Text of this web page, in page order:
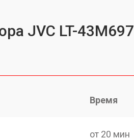
JVC LT-43M697
Время
от 20 мин